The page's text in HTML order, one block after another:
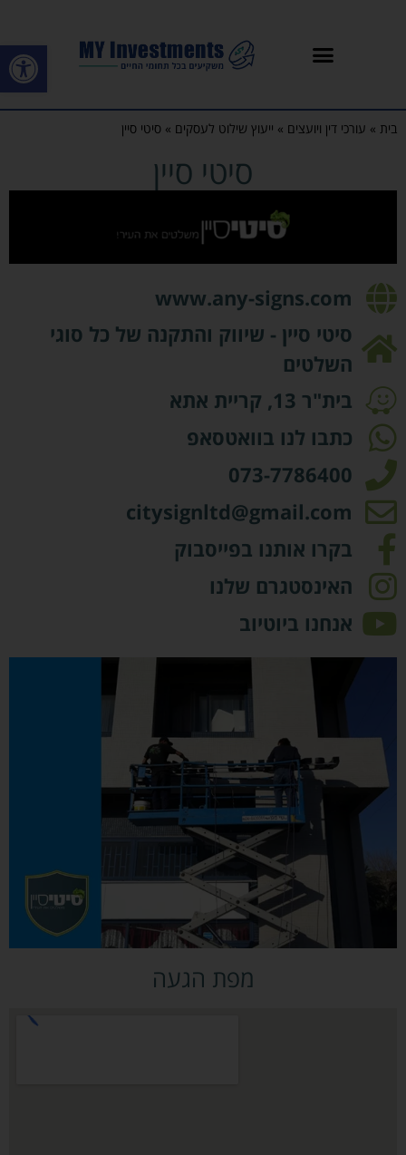
פתח
בית » עורכי דין ויועצים » ייעוץ שילוט לעסקים » סיטי סיין
סיטי סיין
www.any-signs.com
סיטי סיין - שיווק והתקנה של כל סוגי
השלטים
בית"ר 13, קריית אתא
כתבו לנו בוואטסאפ
073-7786400
citysignltd@gmail.com
בקרו אותנו בפייסבוק
האינסטגרם שלנו
אנחנו ביוטיוב
מפת הגעה